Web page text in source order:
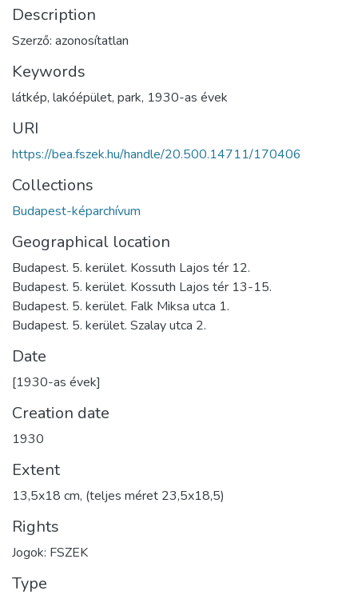
Description
Szerző: azonosítatlan
Keywords
látkép, lakóépület, park, 1930-as évek
URI
https://bea.fszek.hu/handle/20.500.14711/170406
Collections
Budapest-képarchívum
Geographical location
Budapest. 5. kerület. Kossuth Lajos tér 12.
Budapest. 5. kerület. Kossuth Lajos tér 13-15.
Budapest. 5. kerület. Falk Miksa utca 1.
Budapest. 5. kerület. Szalay utca 2.
Date
[1930-as évek]
Creation date
1930
Extent
13,5x18 cm, (teljes méret 23,5x18,5)
Rights
Jogok: FSZEK
Type